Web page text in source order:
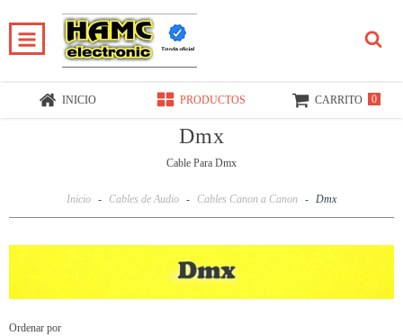
INICIO PRODUCTOS CARRITO 0
Dmx
Cable Para Dmx
Inicio - Cables de Audio - Cables Canon a Canon - Dmx
Ordenar por